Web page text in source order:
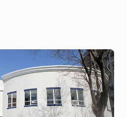
E Mezzo BOMBANA、 Mr